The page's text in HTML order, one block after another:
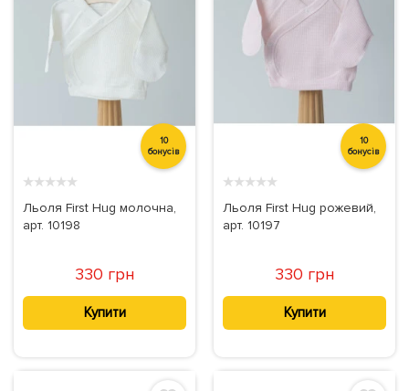
10
бонусів
★★★★★
Льоля First Hug молочна,
арт. 10198
330 грн
Купити
10
бонусів
★★★★★
Льоля First Hug рожевий,
арт. 10197
330 грн
Купити